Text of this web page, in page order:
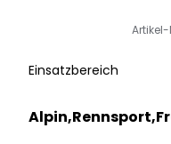
Artikel-
Einsatzbereich